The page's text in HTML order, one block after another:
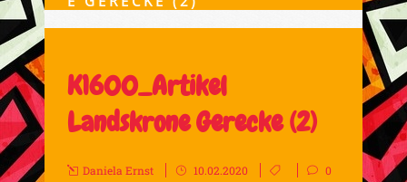
K1600_Artikel
Landskrone Gerecke (2)
Daniela Ernst 10.02.2020
0